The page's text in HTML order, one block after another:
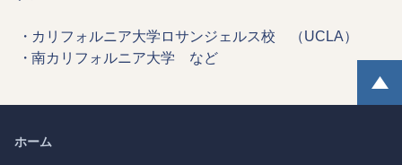
カリフォルニア大学ロサンジェルス校 （UCLA）
南カリフォルニア大学 など
ホーム